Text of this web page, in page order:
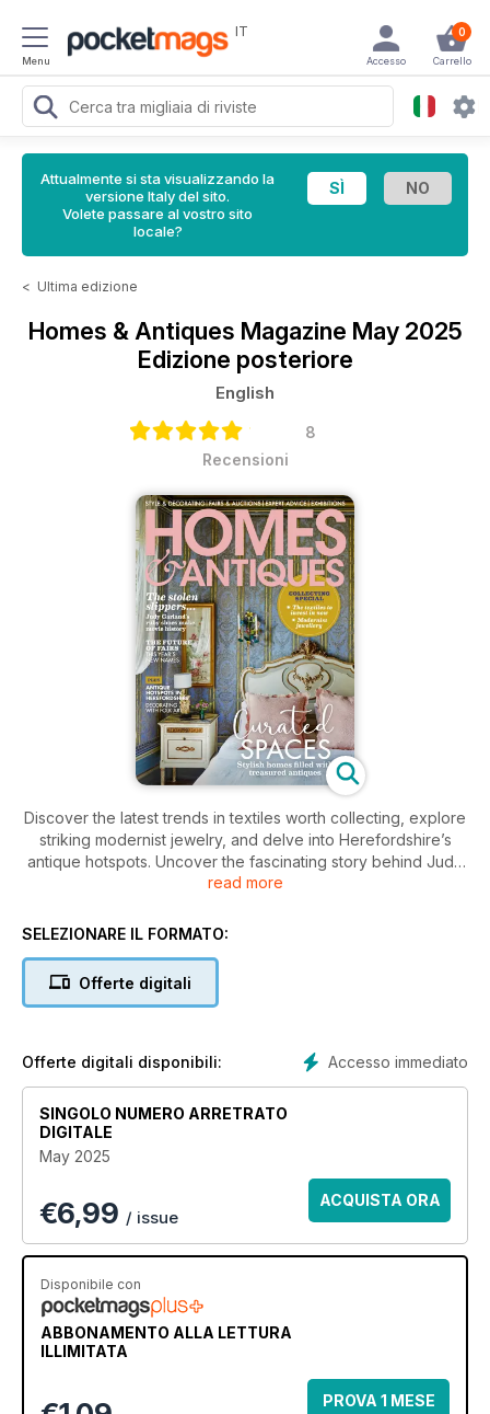
Menu
IT 0
Carrello
Accesso
Attualmente si sta visualizzando la
versione Italy del sito.
Volete passare al vostro sito
locale?
< Ultima edizione
Homes & Antiques Magazine May 2025
Edizione posteriore
English
8
Recensioni
Discover the latest trends in textiles worth collecting, explore
striking modernist jewelry, and delve into Herefordshire’s
antique hotspots. Uncover the fascinating story behind Judy
Garland’s iconic ruby slippers and find inspiration for your
read more
SELEZIONARE IL FORMATO:
Offerte digitali
Accesso immediato
Offerte digitali disponibili:
SINGOLO NUMERO ARRETRATO
DIGITALE
May 2025
€6,99 / issue
ACQUISTA ORA
Disponibile con
ABBONAMENTO ALLA LETTURA
ILLIMITATA
PROVA 1 MESE